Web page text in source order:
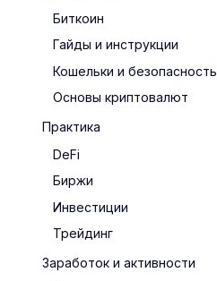
Биткоин
Гайды и инструкции
Кошельки и безопасность
Основы криптовалют
Практика
DeFi
Биржи
Инвестиции
Трейдинг
Заработок и активности